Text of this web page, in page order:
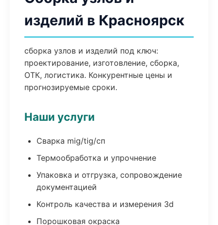
изделий в Красноярск
сборка узлов и изделий под ключ:
проектирование, изготовление, сборка,
ОТК, логистика. Конкурентные цены и
прогнозируемые сроки.
Наши услуги
Сварка mig/tig/сп
Термообработка и упрочнение
Упаковка и отгрузка, сопровождение
документацией
Контроль качества и измерения 3d
Порошковая окраска